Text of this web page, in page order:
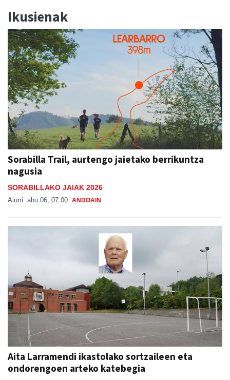
Ikusienak
Sorabilla Trail, aurtengo jaietako berrikuntza
nagusia
SORABILLAKO JAIAK 2026
Aiurri abu 06, 07:00 ANDOAIN
Aita Larramendi ikastolako sortzaileen eta
ondorengoen arteko katebegia